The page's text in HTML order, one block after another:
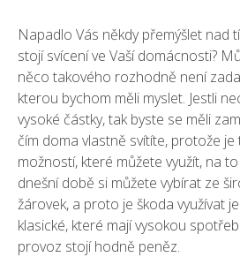
Napadlo Vás někdy přemýšlet nad
stojí svícení ve Vaší domácnosti?
něco takového rozhodně není
kterou bychom měli myslet. Jestli
vysoké částky, tak byste se měli
čím doma vlastně svítíte, protože
možností, které můžete využít, na
dnešní době si můžete vybírat ze
žárovek, a proto je škoda využívat
klasické, které mají vysokou
provoz stojí hodně peněz.